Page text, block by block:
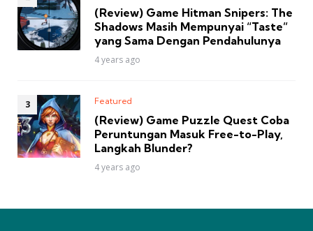
(Review) Game Hitman Snipers: The
Shadows Masih Mempunyai “Taste”
yang Sama Dengan Pendahulunya
4 years ago
Featured
(Review) Game Puzzle Quest Coba
Peruntungan Masuk Free-to-Play,
Langkah Blunder?
4 years ago